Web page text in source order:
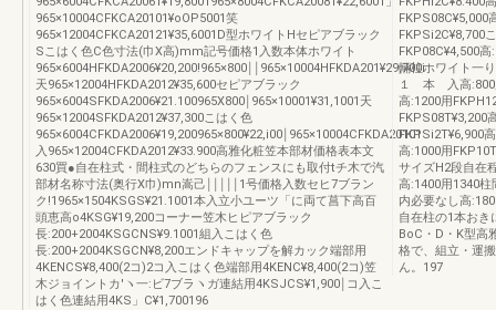
965×10004CFKCA20101¥oOP5001笑
965×12004CFKCA20121¥35,6001D型ホワイトHセピアブラック
Sこはく色C色寸法(巾X高)mm記号価格1入数本体ホワイト
965×6004HFKDA2006¥20,200!965×800￨￨965×10004HFKDA201¥29,700i
天965×12004HFKDA2012¥35,600セピアブラック
965×6004SFKDA2006¥21.100965X800￨965×10001¥31,1001天
965×12004SFKDA2012¥37,300こはく色
965×6004CFKDA2006¥19,200965×800¥22,i00￨965×10004CFKDA20101
入965×12004CFKDA2012¥33.900高雅化粧笠本部材価格表本文
630買●自在柱式・間柱式のどちらのフェンスにも取付tチ木で汽
部材名称寸法(奥行X巾)mn嵩己￨￨￨￨￨1号価格入数セヒ7ブラン
ク!1965×1504KSGS¥21.1001本入立小ユーツ「に両て菖下高百
頭恵高o4KSG¥19,200コーナー笠木ヒピアブラック
長:200+2004KSGCNS¥9.1001組入こはく色
長:200+2004KSGCN¥8,200エンドキャップを解カック端部用
4KENCS¥8,400(2コ)2コ入こはく色端部用4KENC¥8,400(2コ)笠
木ジョイントカ′ヽ一:ビ7ブラヽガ連結用4KSJCS¥1,900￨コ入こ
はく色連結用4KS」C¥1,700196
FKPS08C¥5,000
FKPSi2C¥8,700
FKP08C¥4,500
輛柱ホワイト一
１ 本 入高:800
高:1200用
FKPS08T¥3,200
FKPSi2T¥6,900
高:1000用
サイズH2段自在
高:1400用1340
内必要なし高
自在柱の1本おき
BoC・D・K型高
格で、組立・運
ん。197